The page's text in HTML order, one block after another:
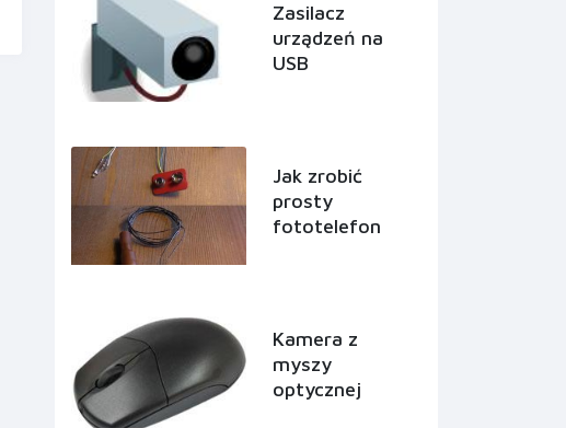
Zasilacz
urządzeń na
USB
Jak zrobić
prosty
fototelefon
Kamera z
myszy
optycznej